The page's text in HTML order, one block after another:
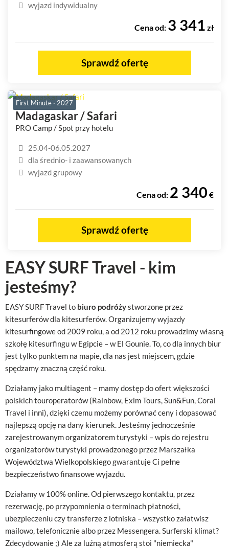
wyjazd indywidualny
Cena od: 3 341 zł
Sprawdź ofertę
First Minute · 2027
Madagaskar / Safari
PRO Camp / Spot przy hotelu
25.04-06.05.2027
dla średnio- i zaawansowanych
wyjazd grupowy
Cena od: 2 340 €
Sprawdź ofertę
EASY SURF Travel - kim
jesteśmy?
EASY SURF Travel to biuro podróżystworzone przez
kitesurferów dla kitesurferów. Organizujemy wyjazdy
kitesurfingowe od 2009 roku, a od 2012 roku prowadzimy własną
szkołę kitesurfingu w Egipcie – w El Gounie. To, co dla innych biur
jest tylko punktem na mapie, dla nas jest miejscem, gdzie
spędzamy znaczną część roku.
Działamy jako multiagent – mamy dostęp do ofert większości
polskich touroperatorów (Rainbow, Exim Tours, Sun&Fun, Coral
Travel i inni), dzięki czemu możemy porównać ceny i dopasować
najlepszą opcję na dany kierunek. Jesteśmy jednocześnie
zarejestrowanym organizatorem turystyki – wpis do rejestru
organizatorów turystyki prowadzonego przez Marszałka
Województwa Wielkopolskiego gwarantuje Ci pełne
bezpieczeństwo finansowe wyjazdu.
Działamy w 100% online. Od pierwszego kontaktu, przez
rezerwację, po przypomnienia o terminach płatności,
ubezpieczeniu czy transferze z lotniska – wszystko załatwisz
mailowo, telefonicznie albo przez Messengera. Surferski klimat?
Zdecydowanie ;) Ale za luźną atmosferą stoi "niemiecka"